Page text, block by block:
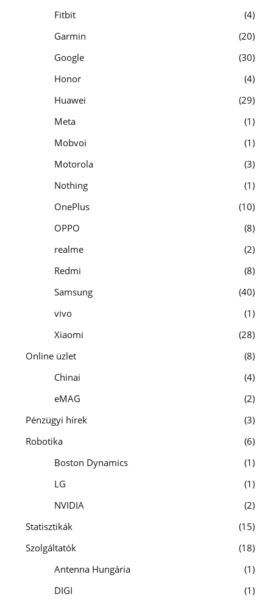
Fitbit
4
Garmin
20
Google
30
Honor
4
Huawei
29
Meta
1
Mobvoi
1
Motorola
3
Nothing
1
OnePlus
10
OPPO
8
realme
2
Redmi
8
Samsung
40
vivo
1
Xiaomi
28
Online üzlet
8
Chinai
4
eMAG
2
Pénzügyi hírek
3
Robotika
6
Boston Dynamics
1
LG
1
NVIDIA
2
Statisztikák
15
Szolgáltatók
18
Antenna Hungária
1
DIGI
1